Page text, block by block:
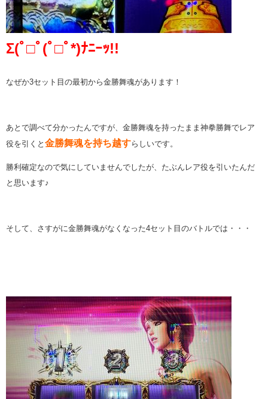
Σ(ﾟ□ﾟ(ﾟ□ﾟ*)ﾅﾆｰｯ!!
なぜか3セット目の最初から金勝舞魂があります！
あとで調べて分かったんですが、金勝舞魂を持ったまま神拳勝舞でレア
役を引くと 金勝舞魂を持ち越すらしいです。
勝利確定なので気にしていませんでしたが、たぶんレア役を引いたんだ
と思います♪
そして、さすがに金勝舞魂がなくなった4セット目のバトルでは・・・